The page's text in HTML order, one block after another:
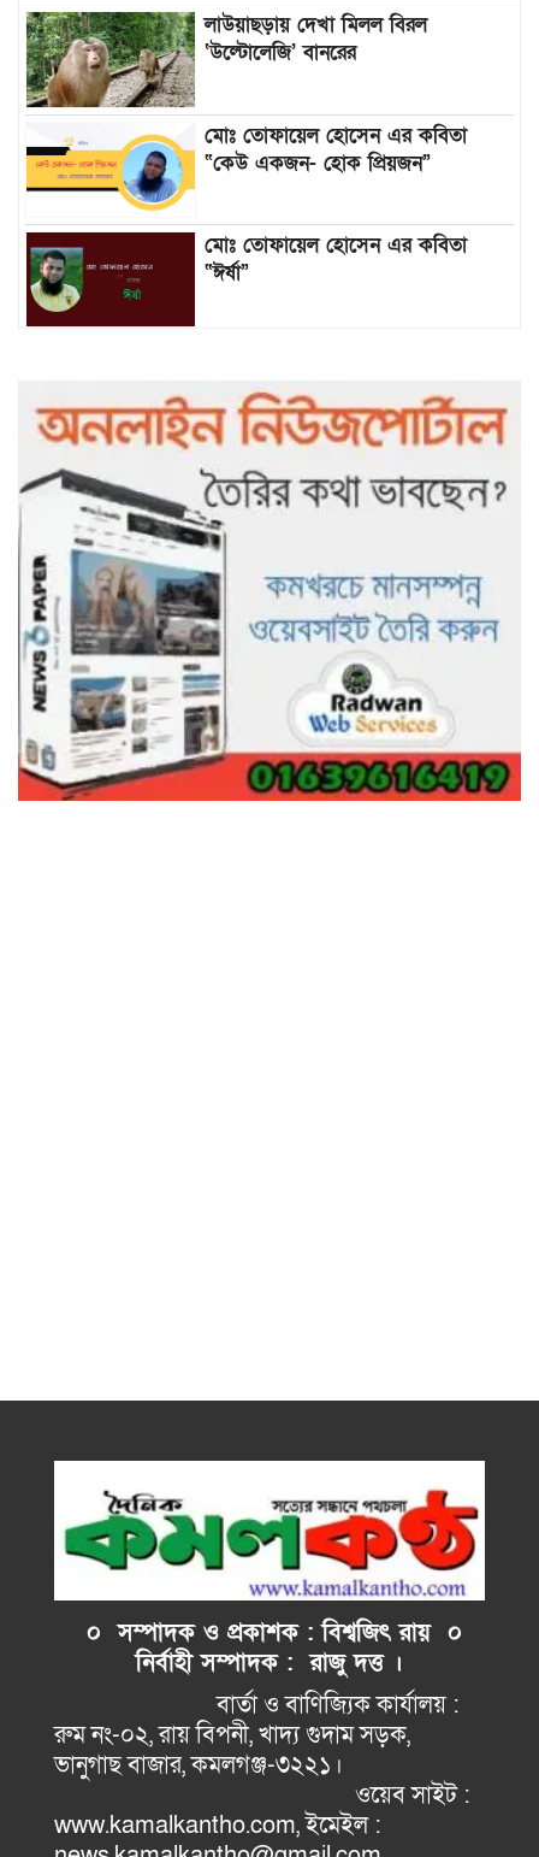
লাউয়াছড়ায় দেখা মিলল বিরল
‘উল্টোলেজি’ বানরের
মোঃ তোফায়েল হোসেন এর কবিতা
“কেউ একজন- হোক প্রিয়জন”
মোঃ তোফায়েল হোসেন এর কবিতা
“ঈর্ষা”
আটকে পড়া ১০ পর্যটককে উদ্ধার করল
পুলিশ ও ফায়ার সার্ভিস
গাছ না কেটে আমাদের পুড়িয়ে মারলে
ভালো হতো’: বন বিভাগের নিষ্ঠুরতায়
নিঃস্ব কৃষক
০ সম্পাদক ও প্রকাশক : বিশ্বজিৎ রায় ০
নির্বাহীসম্পাদক : রাজু দত্ত ।
বার্তা ও বাণিজ্যিক কার্যালয় :
রুম নং-০২, রায় বিপনী, খাদ্য গুদাম সড়ক,
ভানুগাছ বাজার, কমলগঞ্জ-৩২২১।
ওয়েব সাইট :
www.kamalkantho.com, ইমেইল :